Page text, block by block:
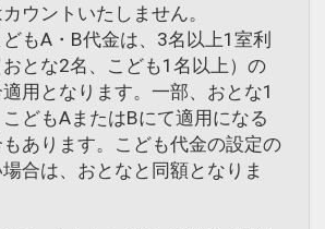
のご利用はできません。
内容が変更となる場合がご
こどもF】…4，400円（税
ィ付／施設使用料込・寝具
い
ウントいたしません。
どもA・B代金は、3名以上1室利
おとな2名、こども1名以上）の
用となります。一部、おとな1
どもAまたはBにて適用になる
あります。こども代金の設定の
合は、おとなと同額となりま